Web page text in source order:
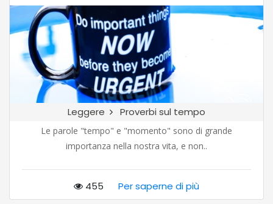
Leggere Proverbi sul tempo
Le parole "tempo" e "momento" sono di grande
importanza nella nostra vita, e non..
455 Per saperne di più